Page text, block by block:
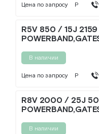
Цена по запросу Р
R5V 850 / 15J 2159
В наличии
Цена по запросу Р
R8V 2000 / 25J
В наличии